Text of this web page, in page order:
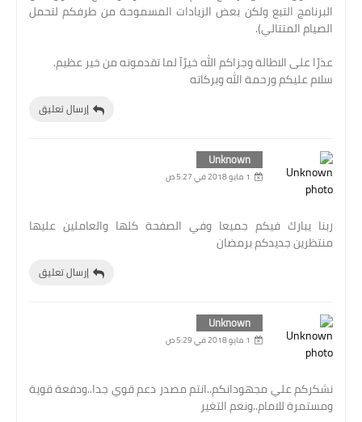
البرنامج التبع ولكن بعض الزيادات المسموحة من طرفكم لتحمل
الصيام المتتالي).
عذرًا على الاطالة وجزاكم الله خيرًآ لما تقدمونه من خير عظيم.
سلام عليكم ورحمة الله وبركاته
إرسال تعليق
Unknown
1 مايو 2018 في 5:27 ص
ربنا يبارك فيكم جميعا وفي الصفحة كلها والعاملين عليها
منتظرين جديدكم برمضان
إرسال تعليق
Unknown
1 مايو 2018 في 5:29 ص
نشكركم علي مجهودانكم..انتم مصدر دعم قوي جدا..ودفعة قوية
ومستمرة للامام..ونعم التغير